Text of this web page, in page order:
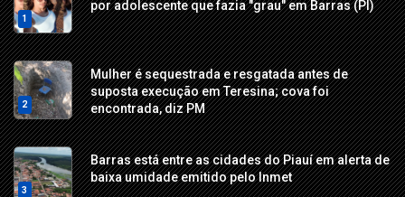
1
por adolescente que fazia "grau" em Barras (PI)
2
Mulher é sequestrada e resgatada antes de
suposta execução em Teresina; cova foi
encontrada, diz PM
3
Barras está entre as cidades do Piauí em alerta de
baixa umidade emitido pelo Inmet